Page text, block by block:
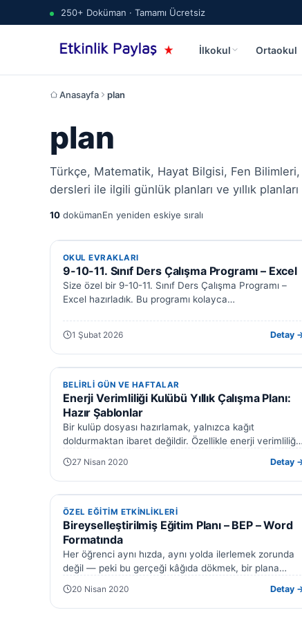
250+ Doküman · Tamamı Ücretsiz
İlkokul Ortaokul
Anasayfa plan
plan
Türkçe, Matematik, Hayat Bilgisi, Fen
dersleri ile ilgili günlük planları ve yıllık
10 dokümanEn yeniden eskiye sıralı
OKUL EVRAKLARI
OKUL EVRAKLARI
9-10-11. Sınıf Ders Çalışma Programı – Excel
Size özel bir 9-10-11. Sınıf Ders Çalışma Programı –
Excel hazırladık. Bu programı kolayca
1 Şubat 2026 Detay
BELIRLI GÜN VE HAFTALAR
BELIRLI GÜN VE HAFTALAR
Enerji Verimliliği Kulübü Yıllık Çalışma Planı:
Hazır Şablonlar
Bir kulüp dosyası hazırlamak, yalnızca kağıt
doldurmaktan ibaret değildir. Özellikle enerji verimliliği
alanda, doğru…
27 Nisan 2020 Detay
ÖZEL EĞITIM ETKINLIKLERI
ÖZEL EĞITIM ETKINLIKLERI
Bireyselleştirilmiş Eğitim Planı – BEP – Word
Formatında
Her öğrenci aynı hızda, aynı yolda ilerlemek zorunda
değil — peki bu gerçeği kâğıda dökmek, bir plana
20 Nisan 2020 Detay